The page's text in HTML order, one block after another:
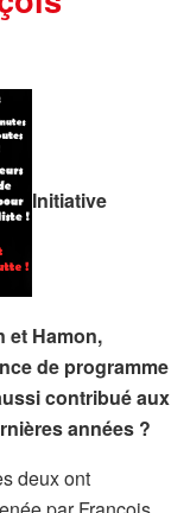
Initiative
et Hamon,
de programme
contribué aux
années ?
deux ont